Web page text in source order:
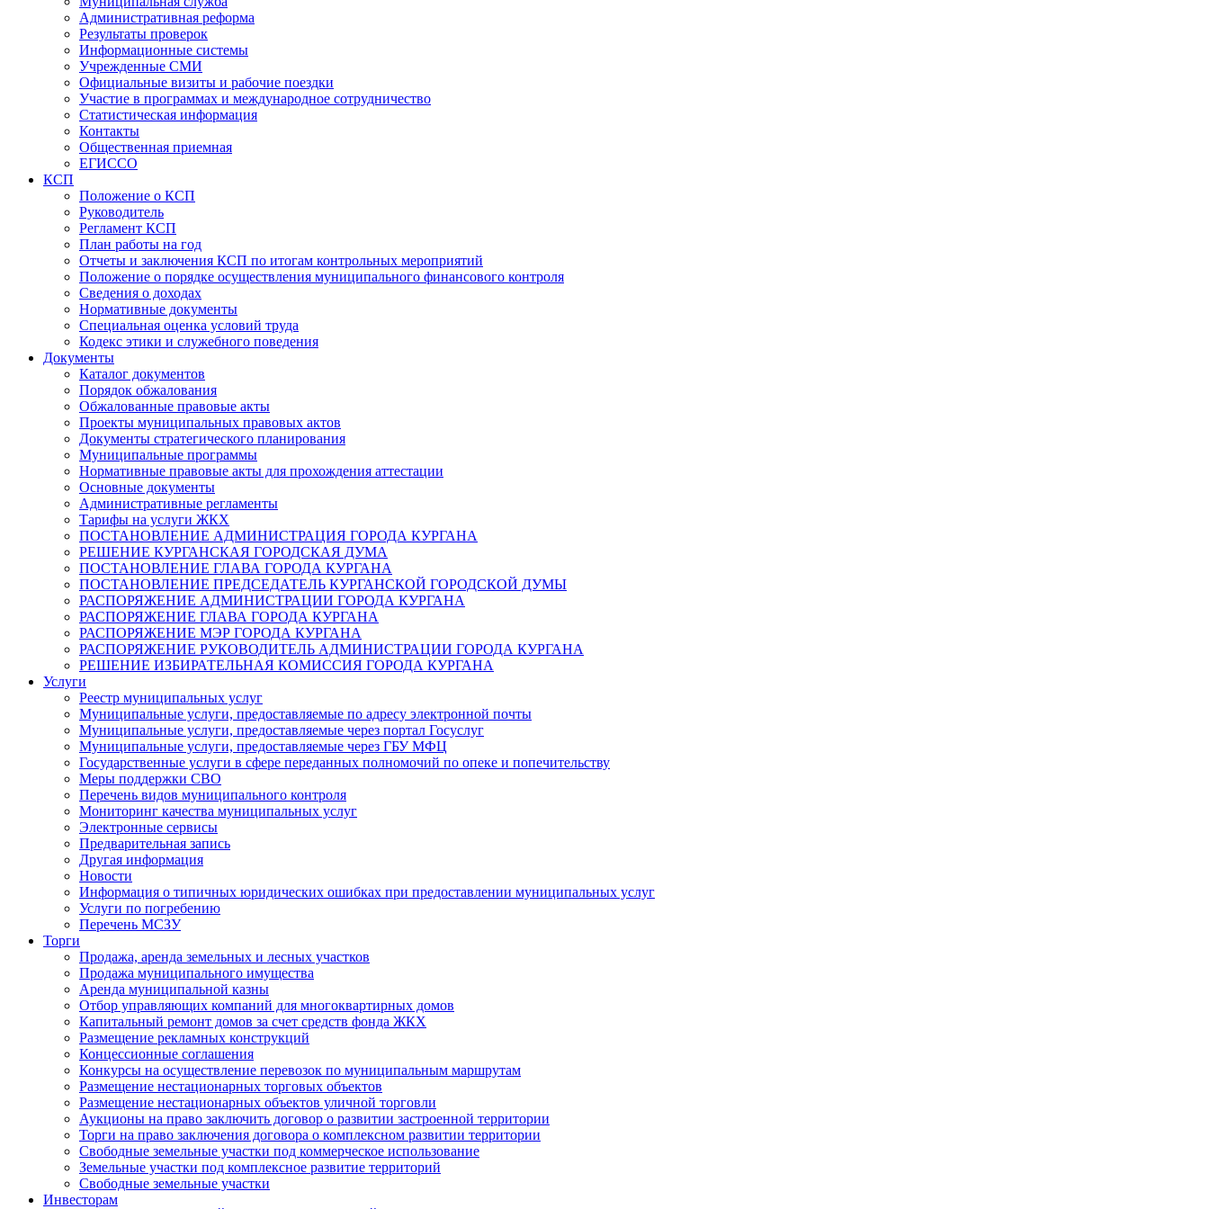
Административная реформа
Результаты проверок
Информационные системы
Учрежденные СМИ
Официальные визиты и рабочие поездки
Участие в программах и международное сотрудничество
Статистическая информация
Контакты
Общественная приемная
ЕГИССО
КСП
Положение о КСП
Руководитель
Регламент КСП
План работы на год
Отчеты и заключения КСП по итогам контрольных мероприятий
Положение о порядке осуществления муниципального финансового контроля
Сведения о доходах
Нормативные документы
Специальная оценка условий труда
Кодекс этики и служебного поведения
Документы
Каталог документов
Порядок обжалования
Обжалованные правовые акты
Проекты муниципальных правовых актов
Документы стратегического планирования
Муниципальные программы
Нормативные правовые акты для прохождения аттестации
Основные документы
Административные регламенты
Тарифы на услуги ЖКХ
ПОСТАНОВЛЕНИЕ АДМИНИСТРАЦИЯ ГОРОДА КУРГАНА
РЕШЕНИЕ КУРГАНСКАЯ ГОРОДСКАЯ ДУМА
ПОСТАНОВЛЕНИЕ ГЛАВА ГОРОДА КУРГАНА
ПОСТАНОВЛЕНИЕ ПРЕДСЕДАТЕЛЬ КУРГАНСКОЙ ГОРОДСКОЙ ДУМЫ
РАСПОРЯЖЕНИЕ АДМИНИСТРАЦИИ ГОРОДА КУРГАНА
РАСПОРЯЖЕНИЕ ГЛАВА ГОРОДА КУРГАНА
РАСПОРЯЖЕНИЕ МЭР ГОРОДА КУРГАНА
РАСПОРЯЖЕНИЕ РУКОВОДИТЕЛЬ АДМИНИСТРАЦИИ ГОРОДА КУРГАНА
РЕШЕНИЕ ИЗБИРАТЕЛЬНАЯ КОМИССИЯ ГОРОДА КУРГАНА
Услуги
Реестр муниципальных услуг
Муниципальные услуги, предоставляемые по адресу электронной почты
Муниципальные услуги, предоставляемые через портал Госуслуг
Муниципальные услуги, предоставляемые через ГБУ МФЦ
Государственные услуги в сфере переданных полномочий по опеке и попечительству
Меры поддержки СВО
Перечень видов муниципального контроля
Мониторинг качества муниципальных услуг
Электронные сервисы
Предварительная запись
Другая информация
Новости
Информация о типичных юридических ошибках при предоставлении муниципальных услуг
Услуги по погребению
Перечень МСЗУ
Торги
Продажа, аренда земельных и лесных участков
Продажа муниципального имущества
Аренда муниципальной казны
Отбор управляющих компаний для многоквартирных домов
Капитальный ремонт домов за счет средств фонда ЖКХ
Размещение рекламных конструкций
Концессионные соглашения
Конкурсы на осуществление перевозок по муниципальным маршрутам
Размещение нестационарных торговых объектов
Размещение нестационарных объектов уличной торговли
Аукционы на право заключить договор о развитии застроенной территории
Торги на право заключения договора о комплексном развитии территории
Свободные земельные участки под коммерческое использование
Земельные участки под комплексное развитие территорий
Свободные земельные участки
Инвесторам